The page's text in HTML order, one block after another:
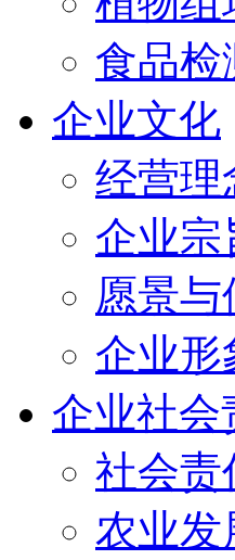
食品检
企业文化
经营理
企业宗
愿景与
企业形
企业社会
社会责
农业发